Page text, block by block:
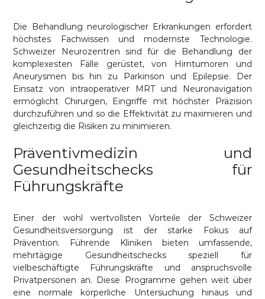
Die Behandlung neurologischer Erkrankungen erfordert
höchstes Fachwissen und modernste Technologie.
Schweizer Neurozentren sind für die Behandlung der
komplexesten Fälle gerüstet, von Hirntumoren und
Aneurysmen bis hin zu Parkinson und Epilepsie. Der
Einsatz von intraoperativer MRT und Neuronavigation
ermöglicht Chirurgen, Eingriffe mit höchster Präzision
durchzuführen und so die Effektivität zu maximieren und
gleichzeitig die Risiken zu minimieren.
Präventivmedizin und
Gesundheitschecks für
Führungskräfte
Einer der wohl wertvollsten Vorteile der Schweizer
Gesundheitsversorgung ist der starke Fokus auf
Prävention. Führende Kliniken bieten umfassende,
mehrtägige Gesundheitschecks speziell für
vielbeschäftigte Führungskräfte und anspruchsvolle
Privatpersonen an. Diese Programme gehen weit über
eine normale körperliche Untersuchung hinaus und